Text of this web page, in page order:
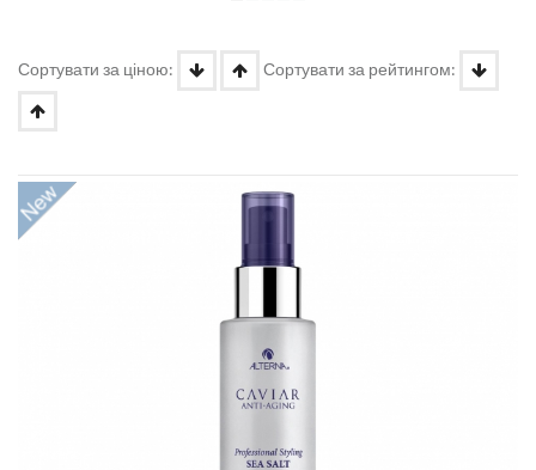
Сортувати за ціною: Сортувати за рейтингом: